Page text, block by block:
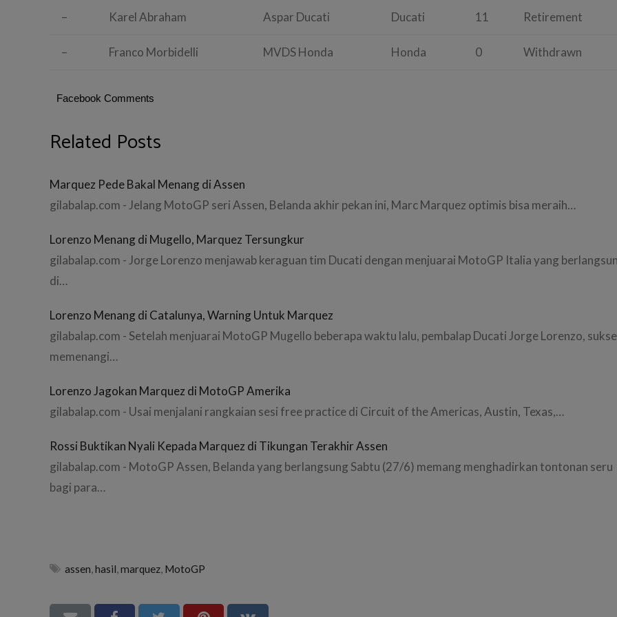
– Karel Abraham Aspar Ducati Ducati 11 Retirement
– Franco Morbidelli MVDS Honda Honda 0 Withdrawn
Facebook Comments
Related Posts
Marquez Pede Bakal Menang di Assen
gilabalap.com - Jelang MotoGP seri Assen, Belanda akhir pekan ini, Marc Marquez optimis bisa meraih…
Lorenzo Menang di Mugello, Marquez Tersungkur
gilabalap.com - Jorge Lorenzo menjawab keraguan tim Ducati dengan menjuarai MotoGP Italia yang
di…
Lorenzo Menang di Catalunya, Warning Untuk Marquez
gilabalap.com - Setelah menjuarai MotoGP Mugello beberapa waktu lalu, pembalap Ducati Jorge Lorenzo,
memenangi…
Lorenzo Jagokan Marquez di MotoGP Amerika
gilabalap.com - Usai menjalani rangkaian sesi free practice di Circuit of the Americas, Austin, Texas,…
Rossi Buktikan Nyali Kepada Marquez di Tikungan Terakhir Assen
gilabalap.com - MotoGP Assen, Belanda yang berlangsung Sabtu (27/6) memang menghadirkan tontonan seru
bagi para…
assen,hasil,marquez, MotoGP